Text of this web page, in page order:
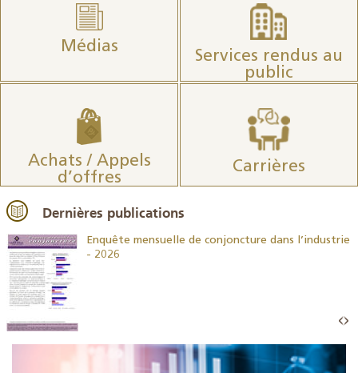
Médias
Services rendus au
public
Achats / Appels
d’offres
Carrières
Dernières publications
Enquête mensuelle de conjoncture dans l’industrie
- 2026